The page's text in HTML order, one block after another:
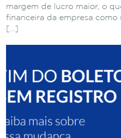
margem de lucro maior, o
financeira da empresa
[…]